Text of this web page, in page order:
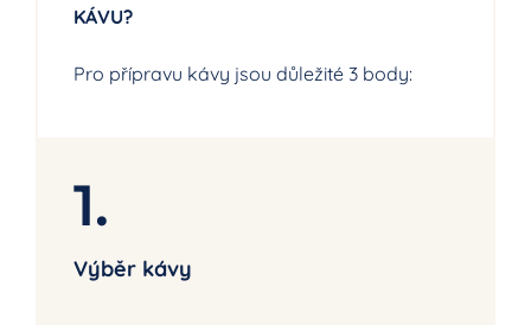
KÁVU?
Pro přípravu kávy jsou důležité 3 body:
1.
Výběr kávy